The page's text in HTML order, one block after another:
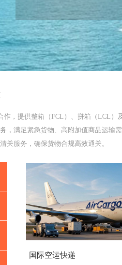
作，提供整箱（FCL）、拼箱（LCL
，满足紧急货物、高附加值商品运输
关服务，确保货物合规高效通关‌。
国际空运快递